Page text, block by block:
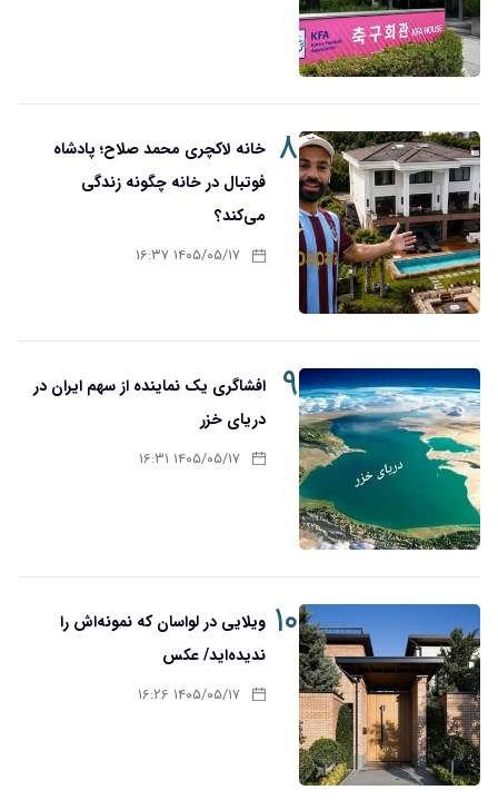
۸ خانه لاکچری محمد صلاح؛ پادشاه
فوتبال در خانه چگونه زندگی
می‌کند؟
۱۴۰۵/۰۵/۱۷ ۱۶:۳۷
۹
افشاگری یک نماینده از سهم ایران در
دریای خزر
۱۴۰۵/۰۵/۱۷ ۱۶:۳۱
۱۰ ویلایی در لواسان که نمونه‌اش را
ندیده‌اید/ عکس
۱۴۰۵/۰۵/۱۷ ۱۶:۲۶